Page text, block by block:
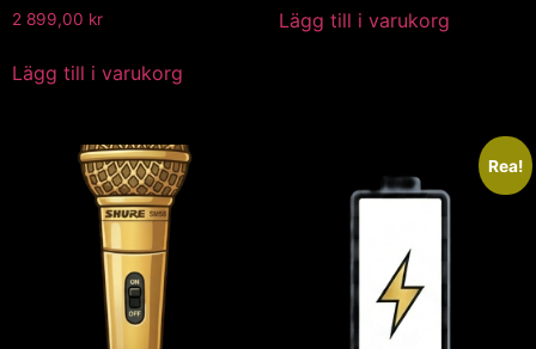
2 899,00 kr
Lägg till i varukorg
Lägg till i varukorg
Rea!